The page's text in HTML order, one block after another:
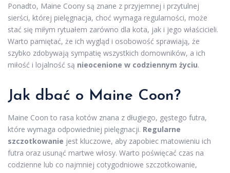
Ponadto, Maine Coony są znane z przyjemnej i przytulnej
sierści, której pielęgnacja, choć wymaga regularności, może
stać się miłym rytuałem zarówno dla kota, jak i jego właścicieli.
Warto pamiętać, że ich wygląd i osobowość sprawiają, że
szybko zdobywają sympatię wszystkich domowników, a ich
miłość i lojalność są nieocenione w codziennym życiu.
Jak dbać o Maine Coon?
Maine Coon to rasa kotów znana z długiego, gęstego futra,
które wymaga odpowiedniej pielęgnacji. Regularne
szczotkowanie jest kluczowe, aby zapobiec matowieniu ich
futra oraz usunąć martwe włosy. Warto poświęcać czas na
codzienne lub co najmniej cotygodniowe szczotkowanie,